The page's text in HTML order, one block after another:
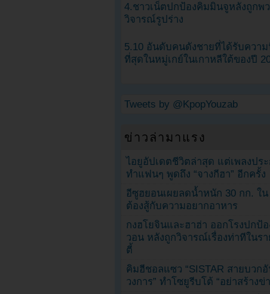
4.ชาวเน็ตปกป้องคิมมินจูหลังถูกพว
วิจารณ์รูปร่าง
5.10 อันดับคนดังชายที่ได้รับควา
ที่สุดในหมู่เกย์ในเกาหลีใต้ของปี
Tweets by @KpopYouzab
ข่าวล่ามาแรง
ไอยูอัปเดตชีวิตล่าสุด แต่เพลงปร
ทำแฟนๆ พูดถึง “จางกีฮา” อีกครั้ง
อีซูฮยอนเผยลดน้ำหนัก 30 กก. ใ
ต้องสู้กับความอยากอาหาร
กงฮโยจินและฮาฮ่า ออกโรงปกป้
วอน หลังถูกวิจารณ์เรื่องท่าทีในรา
ตี้
คิมฮีชอลแซว “SISTAR สายบวก
วงการ” ทำโซยูรีบโต้ “อย่าสร้างข่